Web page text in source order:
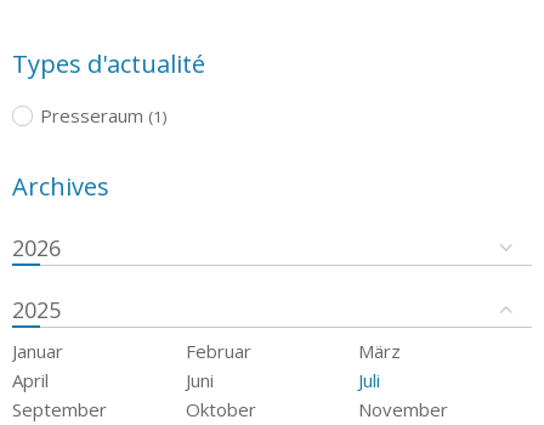
Types d'actualité
Presseraum (1)
Archives
2026
2025
Januar Februar
März
April
Juni
Juli
September
Oktober
November